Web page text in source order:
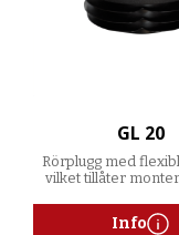
GL 20
Rörplugg med
vilket tillåter
Info